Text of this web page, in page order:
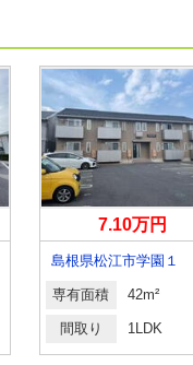
7.10万円
島根県松江市学園１
専有面積 42m²
間取り 1LDK